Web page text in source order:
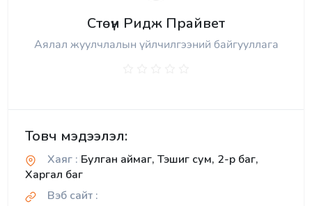
Стөүн Ридж Прайвет
Аялал жуулчлалын үйлчилгээний байгууллага
Товч мэдээлэл:
Хаяг : Булган аймаг, Тэшиг сум, 2-р баг,
Харгал баг
Вэб сайт :